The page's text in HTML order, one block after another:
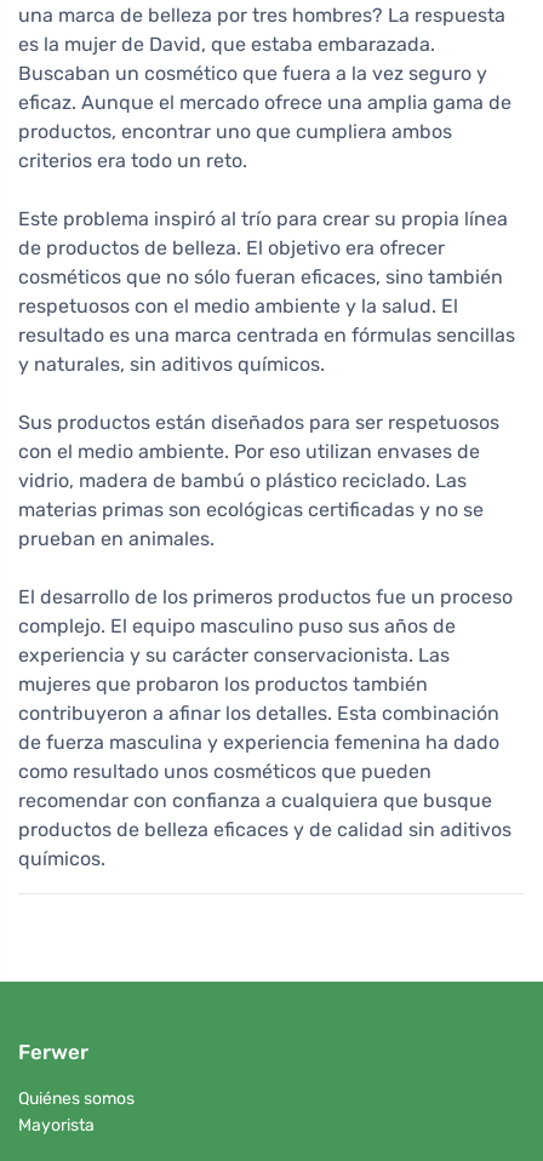
una marca de belleza por tres hombres? La respuesta
es la mujer de David, que estaba embarazada.
Buscaban un cosmético que fuera a la vez seguro y
eficaz. Aunque el mercado ofrece una amplia gama de
productos, encontrar uno que cumpliera ambos
criterios era todo un reto.
Este problema inspiró al trío para crear su propia línea
de productos de belleza. El objetivo era ofrecer
cosméticos que no sólo fueran eficaces, sino también
respetuosos con el medio ambiente y la salud. El
resultado es una marca centrada en fórmulas sencillas
y naturales, sin aditivos químicos.
Sus productos están diseñados para ser respetuosos
con el medio ambiente. Por eso utilizan envases de
vidrio, madera de bambú o plástico reciclado. Las
materias primas son ecológicas certificadas y no se
prueban en animales.
El desarrollo de los primeros productos fue un proceso
complejo. El equipo masculino puso sus años de
experiencia y su carácter conservacionista. Las
mujeres que probaron los productos también
contribuyeron a afinar los detalles. Esta combinación
de fuerza masculina y experiencia femenina ha dado
como resultado unos cosméticos que pueden
recomendar con confianza a cualquiera que busque
productos de belleza eficaces y de calidad sin aditivos
químicos.
Ferwer
Quiénes somos
Mayorista